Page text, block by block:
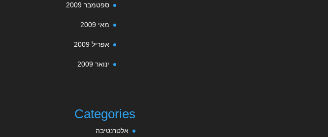
ספטמבר 2009
מאי 2009
אפריל 2009
ינואר 2009
Categories
אלטרנטיבה